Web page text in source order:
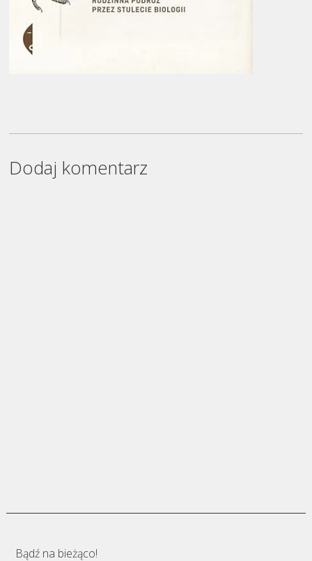
Dodaj komentarz
Bądź na bieżąco!